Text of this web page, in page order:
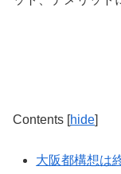
Contents [hide]
大阪都構想は